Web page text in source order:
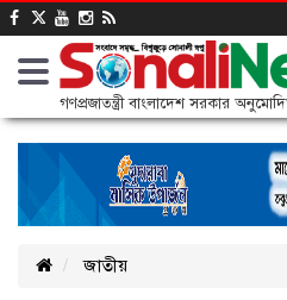
গণপ্রজাতন্ত্রী বাংলাদেশ সরকার
জাতীয়